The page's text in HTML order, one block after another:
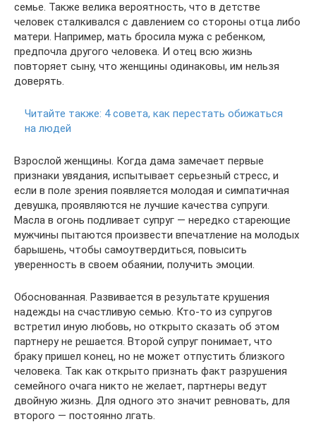
семье. Также велика вероятность, что в детстве
человек сталкивался с давлением со стороны отца либо
матери. Например, мать бросила мужа с ребенком,
предпочла другого человека. И отец всю жизнь
повторяет сыну, что женщины одинаковы, им нельзя
доверять.
Читайте также: 4 совета, как перестать обижаться
на людей
Взрослой женщины. Когда дама замечает первые
признаки увядания, испытывает серьезный стресс, и
если в поле зрения появляется молодая и симпатичная
девушка, проявляются не лучшие качества супруги.
Масла в огонь подливает супруг — нередко стареющие
мужчины пытаются произвести впечатление на молодых
барышень, чтобы самоутвердиться, повысить
уверенность в своем обаянии, получить эмоции.
Обоснованная. Развивается в результате крушения
надежды на счастливую семью. Кто-то из супругов
встретил иную любовь, но открыто сказать об этом
партнеру не решается. Второй супруг понимает, что
браку пришел конец, но не может отпустить близкого
человека. Так как открыто признать факт разрушения
семейного очага никто не желает, партнеры ведут
двойную жизнь. Для одного это значит ревновать, для
второго — постоянно лгать.